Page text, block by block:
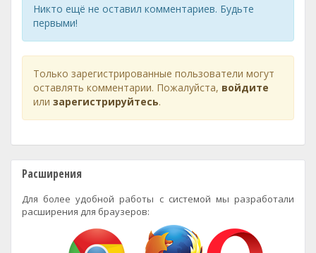
Никто ещё не оставил комментариев. Будьте
первыми!
Только зарегистрированные пользователи могут
оставлять комментарии. Пожалуйста, войдите
или зарегистрируйтесь.
Расширения
Для более удобной работы с системой мы разработали
расширения для браузеров: